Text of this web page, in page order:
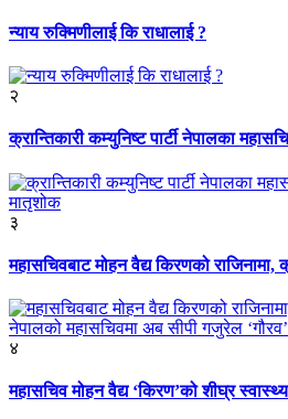
न्याय रुक्मिणीलाई कि राधालाई ?
२
क्रान्तिकारी कम्युनिष्ट पार्टी नेपालका
३
महासचिवबाट मोहन वैद्य किरणको राजिनामा,
४
महासचिव मोहन वैद्य ‘किरण’को शीघ्र